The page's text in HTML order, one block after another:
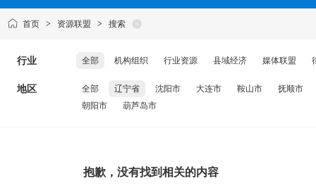
资源联盟
首页 > 资源联盟 > 搜索
行业 全部 机构组织 行业资源 县域经济 媒体联盟
地区 全部 辽宁省 沈阳市 大连市 鞍山市
抚顺市
朝阳市
葫芦岛市
抱歉，没有找到相关的内容